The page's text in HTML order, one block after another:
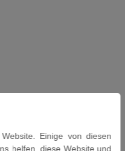
Salz, Kaffir-
Einige von diesen
helfen, diese Website und